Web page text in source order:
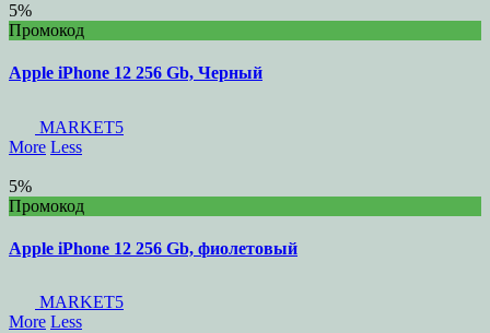
5%
Промокод
Apple iPhone 12 256 Gb, Черный
MARKET5
More Less
5%
Промокод
Apple iPhone 12 256 Gb, фиолетовый
MARKET5
More Less